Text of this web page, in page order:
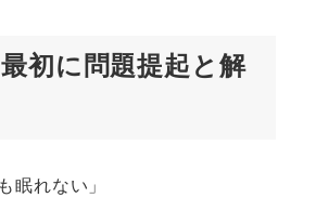
初に問題提起と解
眠れない」